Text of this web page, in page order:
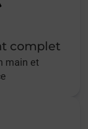
complet
main et